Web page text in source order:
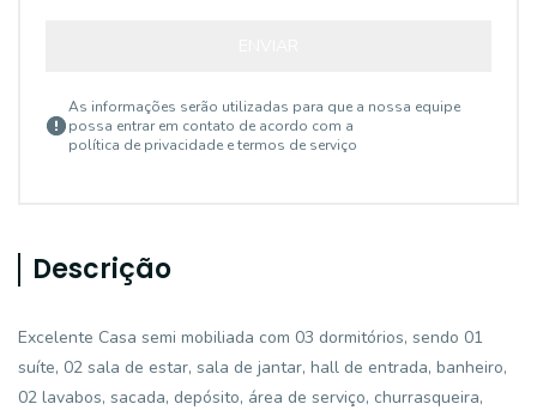
As informações serão utilizadas para que a nossa equipe
possa entrar em contato de acordo com a
política de privacidade e termos de serviço
Descrição
Excelente Casa semi mobiliada com 03 dormitórios, sendo 01
suíte, 02 sala de estar, sala de jantar, hall de entrada, banheiro,
02 lavabos, sacada, depósito, área de serviço, churrasqueira,